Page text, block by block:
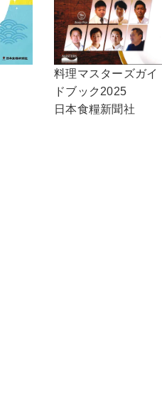
料理マスターズガイ
ドブック2025
日本食糧新聞社